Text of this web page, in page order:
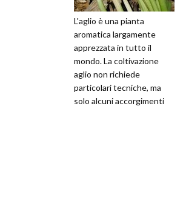
L'aglio è una pianta
aromatica largamente
apprezzata in tutto il
mondo. La coltivazione
aglio non richiede
particolari tecniche, ma
solo alcuni accorgimenti